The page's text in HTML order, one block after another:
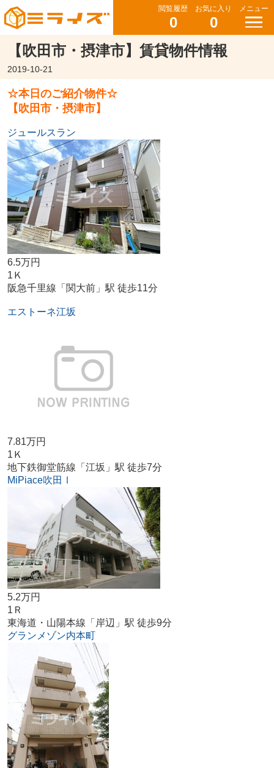
閲覧履歴
0
お気に入り
0
メニュー
【吹田市・摂津市】賃貸物件情報
2019-10-21
☆本日のご紹介物件☆
【吹田市・摂津市】
ジュールスラン
6.5万円
1Ｋ
阪急千里線「関大前」駅 徒歩11分
エストーネ江坂
7.81万円
1Ｋ
地下鉄御堂筋線「江坂」駅 徒歩7分
MiPiace吹田Ⅰ
5.2万円
1Ｒ
東海道・山陽本線「岸辺」駅 徒歩9分
グランメゾン内本町